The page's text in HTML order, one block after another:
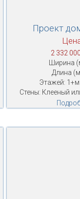
Проект
2 332
Ширина
Длина
Этажей:
Стены: Клееный